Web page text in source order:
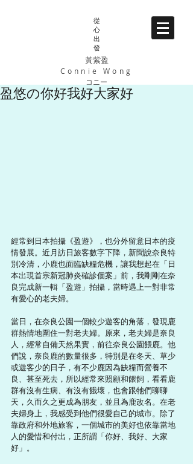
從
心
出
發
黃紫盈
Connie Wong
コニー
盈悠の你好我好大家好
經常到日本拍攝《盈遊》，也分外留意日本的疫
情發展。近月訪日旅客數字下降，新聞說奈良特
別冷清，小鹿也面臨缺糧危機，讓我想起在「日
本出現首宗新冠肺炎確診個案」前，我剛剛在奈
良完成新一輯「盈遊」拍攝，當時遇上一對非常
有愛心的老夫婦。
當日，在奈良公園一個較少遊客的角落，發現鹿
群熱情地圍住一對老夫婦。原來，老夫婦是奈良
人，經常自備天然果實，前往奈良公園餵鹿。他
們說，奈良鹿的數量很多，特別是在冬天、草少
或遊客少的日子，有不少鹿因為缺糧而營養不
良、甚至死去，所以經常來照顧和餵飼，看看鹿
群有沒有生病、有沒有餓壞，也會跟牠們聊聊
天，久而久之更成為朋友，並且為鹿改名。在老
夫婦身上，我感受到他們很愛自己的城市。除了
靠政府和外地旅客，一個城市的美好也依靠當地
人的愛惜和付出，正所謂「你好、我好、大家
好」。